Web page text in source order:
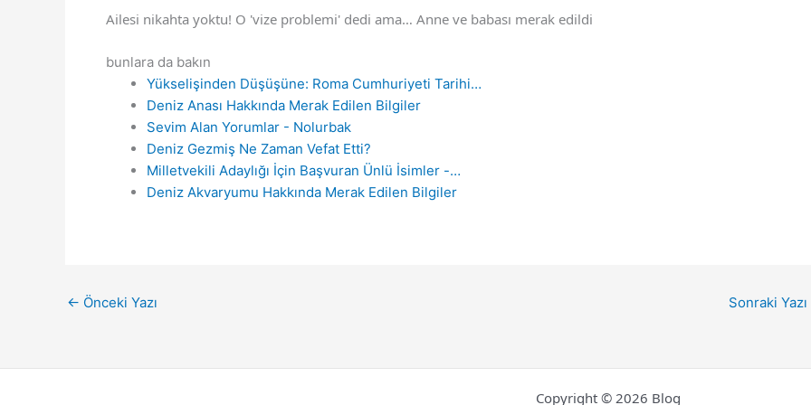
Ailesi nikahta yoktu! O 'vize problemi' dedi ama… Anne ve babası merak edildi
bunlara da bakın
Yükselişinden Düşüşüne: Roma Cumhuriyeti Tarihi…
Deniz Anası Hakkında Merak Edilen Bilgiler
Sevim Alan Yorumlar - Nolurbak
Deniz Gezmiş Ne Zaman Vefat Etti?
Milletvekili Adaylığı İçin Başvuran Ünlü İsimler -…
Deniz Akvaryumu Hakkında Merak Edilen Bilgiler
← Önceki Yazı Sonraki Yazı
Copyright © 2026 Blog